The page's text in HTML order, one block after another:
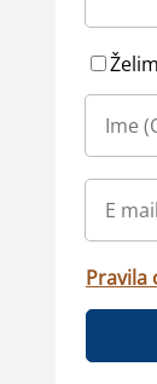
Pravila